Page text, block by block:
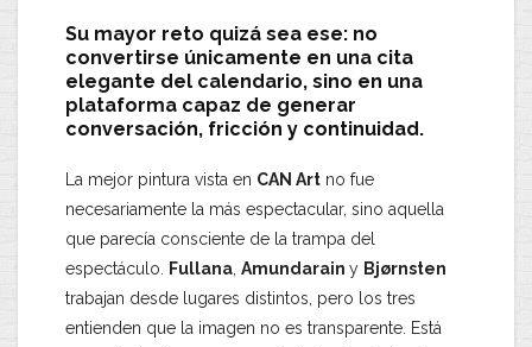
Su mayor reto quizá sea ese: no
convertirse únicamente en una cita
elegante del calendario, sino en una
plataforma capaz de generar
conversación, fricción y continuidad.
La mejor pintura vista en CAN Art no fue
necesariamente la más espectacular, sino aquella
que parecía consciente de la trampa del
espectáculo.
Fullana Amundarain y Bjørnsten
trabajan desde lugares distintos, pero los tres
entienden que la imagen no es transparente. Está